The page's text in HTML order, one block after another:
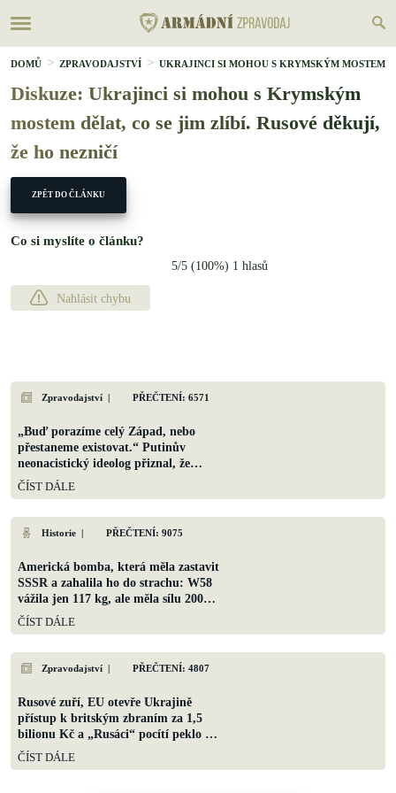
DOMŮ ZPRAVODAJSTVÍ UKRAJINCI SI MOHOU S KRYMSKÝM
Diskuze: Ukrajinci si mohou s
Krymským mostem dělat, co se jim
zlíbí. Rusové děkují, že ho nezničí
ZPĚT DO ČLÁNKU
Co si myslíte o článku?
5/5 (100%) 1hlasů
Nahlásit chybu
Zpravodajství PŘEČTENÍ: 6571
„Buď porazíme celý Západ,
nebo přestaneme existovat.“
Putinův neonacistický ideolog
přiznal, že Rusko nemá kam
couvnout
ČÍST DÁLE
Americká bomba, která měla
zastavit SSSR a zahalila ho do
strachu: W58 vážila jen 117 kg,
ale měla sílu 200 kilotun
ČÍST DÁLE
Zpravodajství | 4807
Rusové zuří, EU otevře
Ukrajině přístup k britským
zbraním za 1,5 bilionu Kč a